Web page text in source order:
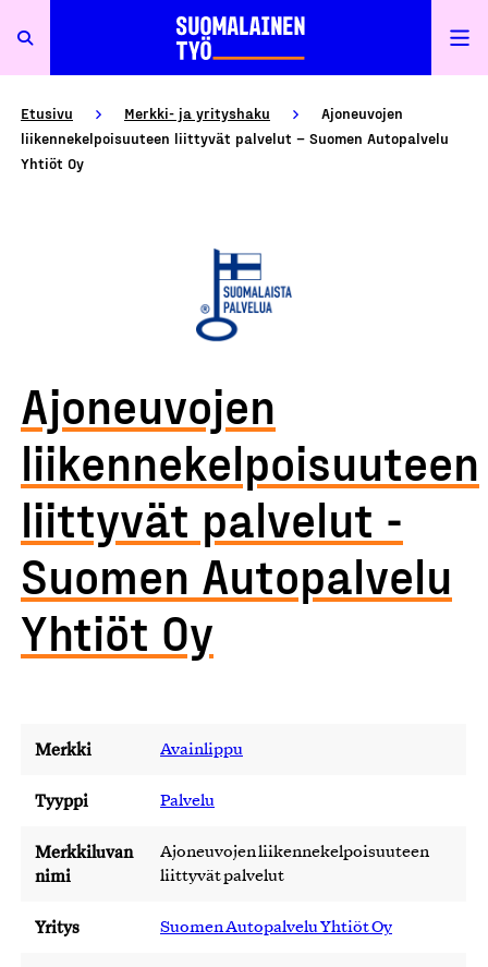
Etusivu Merkki- ja yrityshaku
Ajoneuvojen
liikennekelpoisuuteen liittyvät palvelut – Suomen Autopalvelu
Yhtiöt Oy
Ajoneuvojen
liikennekelpoisuuteen
liittyvät palvelut -
Suomen Autopalvelu
Yhtiöt Oy
Merkki Avainlippu
Tyyppi Palvelu
Merkkiluvan
nimi
Ajoneuvojen liikennekelpoisuuteen
liittyvät palvelut
Yritys Suomen Autopalvelu Yhtiöt Oy